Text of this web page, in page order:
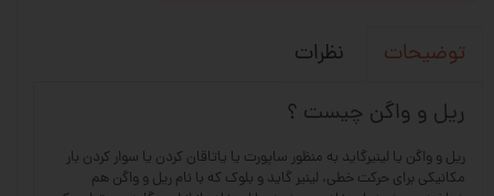
توضیحات
نظرات
ریل و واگن چیست ؟
ریل و واگن یا لینیرگاید به منظور ساپورت یا یاتاقان کردن یا سوار کردن بار
مکانیکی برای حرکت خطی، لینیر گاید و بلوک که با نام ریل و واگن هم